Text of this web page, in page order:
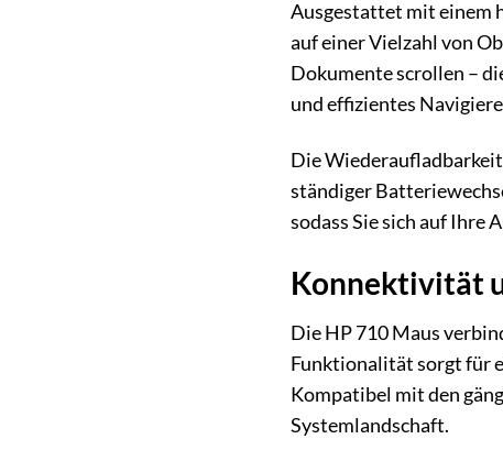
Ausgestattet mit einem
auf einer Vielzahl von
Dokumente scrollen –
und effizientes
Die
ständiger
sodass Sie sich auf Ihre
Konnektivität
Die HP 710 Maus
Funktionalität sorgt für
Kompatibel mit den
Systemlandschaft.